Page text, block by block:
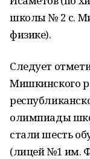
школы № 2 с.
физике).
Следует
Мишкинского
олимпиады
стали шесть
(лицей №1 им.